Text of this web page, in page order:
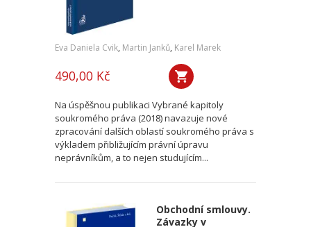
Eva Daniela Cvik, Martin Janků, Karel Marek
490,00 Kč
Na úspěšnou publikaci Vybrané kapitoly
soukromého práva (2018) navazuje nové
zpracování dalších oblastí soukromého práva s
výkladem přibližujícím právní úpravu
neprávníkům, a to nejen studujícím...
Obchodní smlouvy.
Závazky v